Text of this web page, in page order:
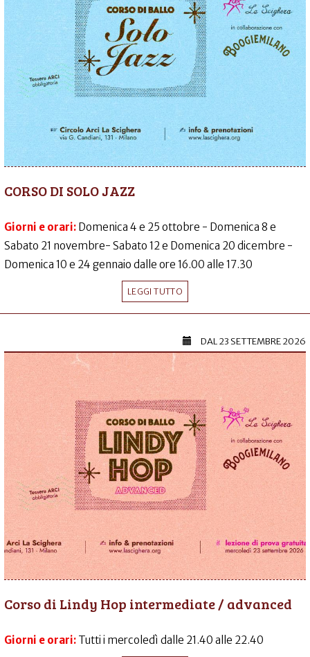
CORSO DI SOLO JAZZ
Giorni e orari: Domenica 4 e 25 ottobre - Domenica 8 e
Sabato 21 novembre- Sabato 12 e Domenica 20 dicembre -
Domenica 10 e 24 gennaio dalle ore 16.00 alle 17.30
LEGGI TUTTO
DAL23 SETTEMBRE 2026
Corso di Lindy Hop intermediate / advanced
Giorni e orari: Tutti i mercoledì dalle 21.40 alle 22.40